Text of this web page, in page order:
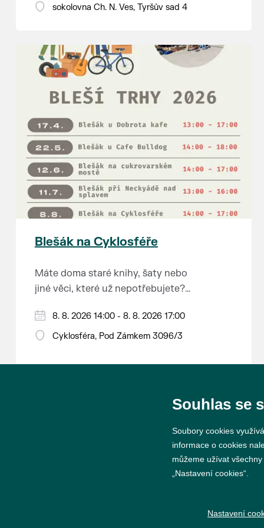
18:00 - ruční stavění máje
14:00 - krojový průvod pro stárky
od hostince “U Buvola”
16:00 - odpolední zábava na
sokolovně
K tanci a poslechu bude hrát DH
Lanžhotčané.
Těšíme se na Vás!
sokolovna Ch. N. Ves, Tyršův sad 4
Blešák na Cyklosféře
Máte doma staré knihy, šaty nebo
jiné věci, které už nepotřebujete?
náušnice nebo cokoliv jiného?
Chcete se zbavit staré sbírky, která
vám ve skříni staré / nevhodné /
příchod 30 minut před začátkem,
aby si vše na prodejních místech
stihli přichystat. Pokud plánujete
8. 8. 2026 14:00 - 8. 8. 2026 17:00
Cyklosféra, Pod Zámkem 3096/3
Souhlas se
Soubory cookies
informace o cookies
můžeme užívat
„Nastavení cookies“.
Nastavení